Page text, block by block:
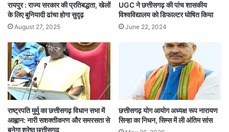
रायपुर : राज्य सरकार की प्रतिबद्धता, खेलों
के लिए बुनियादी ढांचा होगा सुदृढ़
August 27, 2025
UGC ने छत्तीसगढ़ की पांच शासकीय
विश्वविद्यालय को डिफाल्टर घोषित किया
June 22, 2024
राष्ट्रपति मुर्मु का छत्तीसगढ़ विधान सभा में
आह्वान: नारी सशक्तीकरण और समरसता से
बनेगा श्रेष्ठ छत्तीसगढ़
छत्तीसगढ़ योग आयोग अध्यक्ष रूप नारायण
सिन्हा का निधन, सिम्स में ली अंतिम सांस